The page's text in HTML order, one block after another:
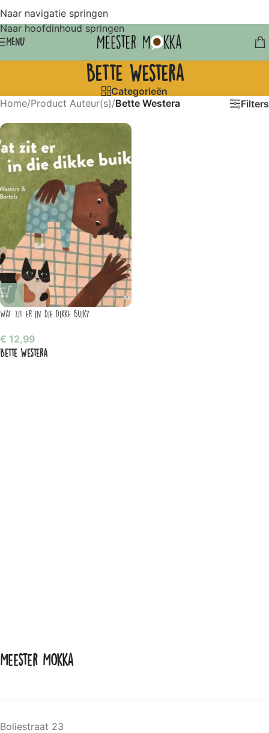
Naar navigatie springen
Naar hoofdinhoud springen
MENU
Bette Westera
Categorieën
Home/Product Auteur(s)/Bette Westera Filters
Wat zit er in die dikke buik?
€ 12,99
Bette Westera
Meester Mokka
Boliestraat 23